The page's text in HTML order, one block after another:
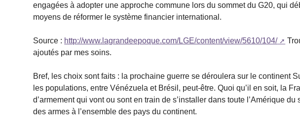
engagées à adopter une approche commune lors du sommet du G20, qui
moyens de réformer le système financier international.
Source : http://www.lagrandeepoque.com/LGE/content/view/5610/104/
ajoutés par mes soins.
Bref, les choix sont faits : la prochaine guerre se déroulera sur le continent
les populations, entre Vénézuela et Brésil, peut-être. Quoi qu’il en soit, la
d’armement qui vont ou sont en train de s’installer dans toute l’Amérique
des armes à l’ensemble des pays du continent.